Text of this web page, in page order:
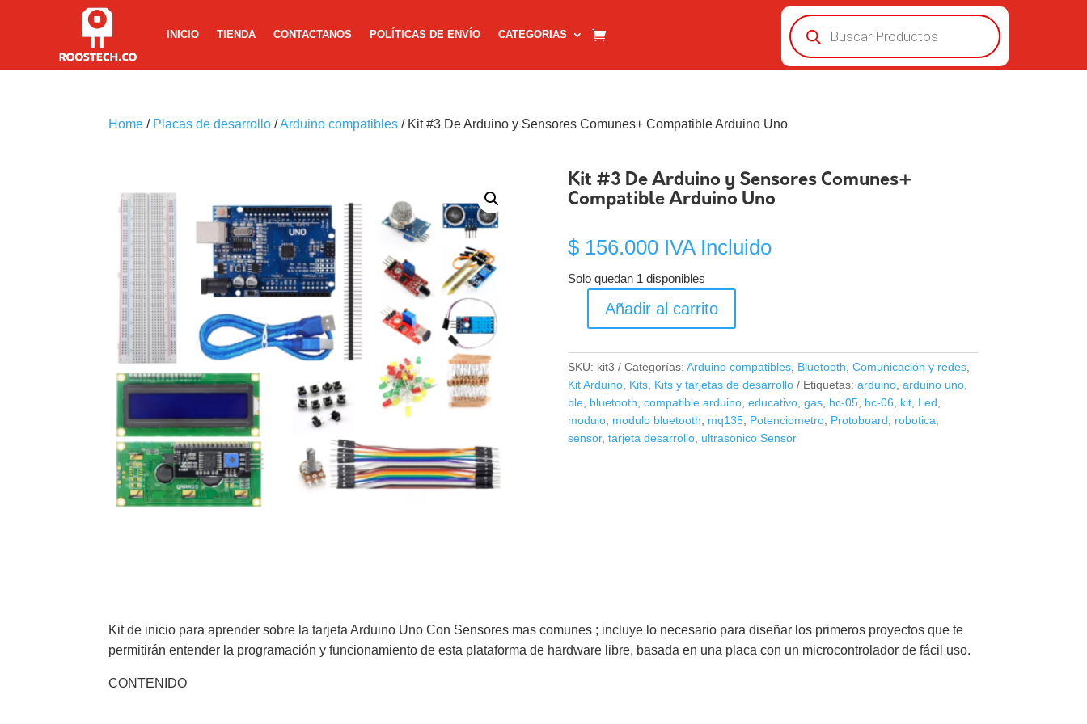
INICIO TIENDA CONTACTANOS POLÍTICAS DE ENVÍO CATEGORIAS
Búsqueda
de
productos
Home / Placas de desarrollo /Arduino compatibles / Kit #3 De Arduino y Sensores Comunes+ Compatible Arduino Uno
Kit #3 De Arduino y Sensores Comunes+
Compatible Arduino Uno
$156.000 IVA Incluido
Solo quedan 1 disponibles
Arduino
y
Sensores
Comunes+
Añadir al carrito
SKU: kit3 Categorías: Arduino compatibles, Bluetooth Comunicación y redes,
Kit Arduino, Kits, Kits y tarjetas de desarrollo Etiquetas: arduino, arduino uno,
ble, bluetooth compatible arduino, educativo, gas, hc-05, hc-06 kit, Led
modulo, modulo bluetooth mq135, Potenciometro, Protoboard robotica
sensor, tarjeta desarrollo, ultrasonico Sensor
Kit de inicio para aprender sobre la tarjeta Arduino Uno Con Sensores mas comunes ; incluye lo necesario para diseñar los primeros proyectos que te
permitirán entender la programación y funcionamiento de esta plataforma de hardware libre, basada en una placa con un microcontrolador de fácil uso.
CONTENIDO